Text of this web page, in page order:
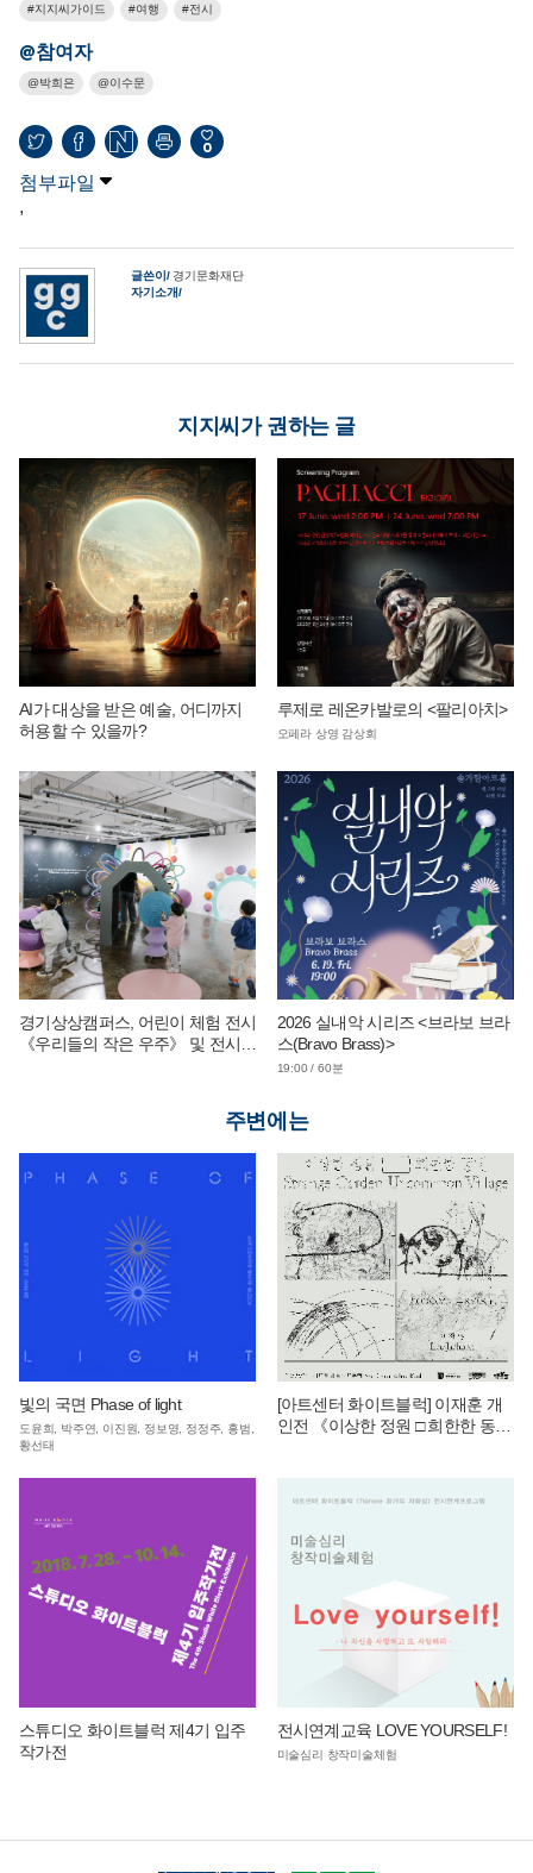
지지씨가이드 여행 전시
@참여자
박희은 이수문
0
첨부파일
,
글쓴이
경기문화재단
자기소개
지지씨가 권하는 글
AI가 대상을 받은 예술, 어디까지
허용할 수 있을까?
루제로 레온카발로의 <팔리아치>
오페라 상영 감상회
경기상상캠퍼스, 어린이 체험 전시
《우리들의 작은 우주》 및 전시
2026 실내악 시리즈 <브라보 브라
스(Bravo Brass)>
19:00 / 60분
주변에는
빛의 국면 Phase of light
도윤희, 박주연, 이진원, 정보영, 정정주, 홍범,
황선태
[아트센터 화이트블럭] 이재훈 개
인전 《이상한 정원 □ 희한한 동
스튜디오 화이트블럭 제4기 입주
작가전
전시연계교육 LOVE YOURSELF!
미술심리 창작미술체험